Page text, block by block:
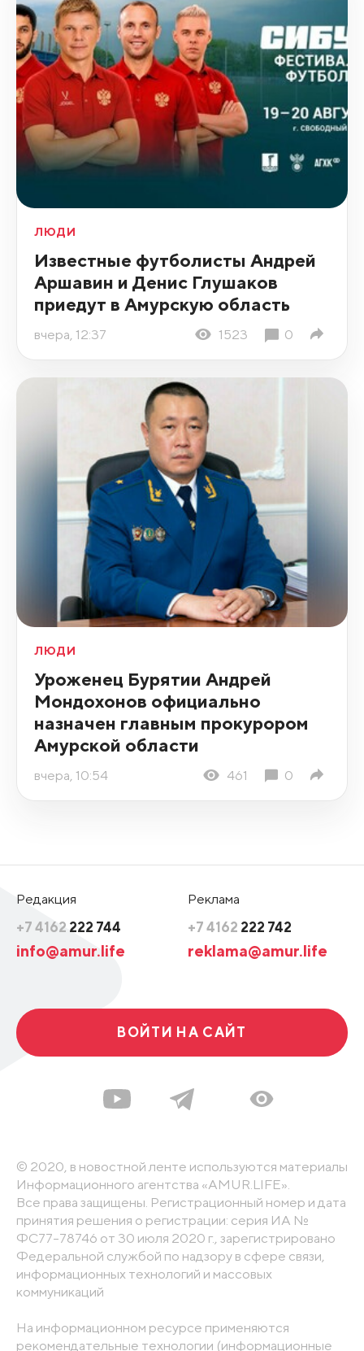
ЛЮДИ
Известные футболисты Андрей
Аршавин и Денис Глушаков
приедут в Амурскую область
вчера, 12:37 1523 0
ЛЮДИ
Уроженец Бурятии Андрей
Мондохонов официально
назначен главным прокурором
Амурской области
вчера, 10:54 461 0
Редакция
+7 4162 222 744
info@amur.life
Реклама
+7 4162 222 742
reklama@amur.life
ВОЙТИ НА САЙТ
© 2020, в новостной ленте используются материалы
Информационного агентства «AMUR.LIFE».
Все права защищены. Регистрационный номер и дата
принятия решения о регистрации: серия ИА №
ФС77-78746 от 30 июля 2020 г., зарегистрировано
Федеральной службой по надзору в сфере связи,
информационных технологий и массовых
коммуникаций
На информационном ресурсе применяются
рекомендательные технологии (информационные